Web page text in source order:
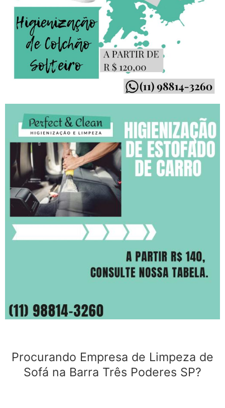
Procurando Empresa de Limpeza de
Sofá na Barra Três Poderes SP?